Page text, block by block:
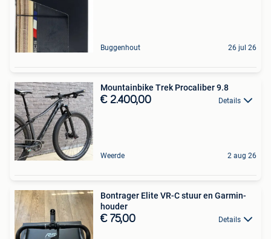
Buggenhout 26 jul 26
Mountainbike Trek Procaliber 9.8
€ 2.400,00 Details
Weerde 2 aug 26
Bontrager Elite VR-C stuur en Garmin-
houder
€ 75,00 Details